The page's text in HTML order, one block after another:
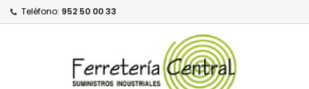
Teléfono: 952 50 00 33